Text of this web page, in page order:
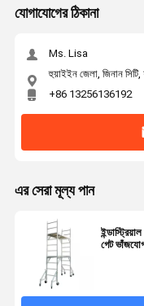
যোগাযোগের ঠিকানা
Ms. Lisa
হুয়াইইন জেলা, জিনান সিটি,
+86 13256136192
এর সেরা মূল্য পান
গেট